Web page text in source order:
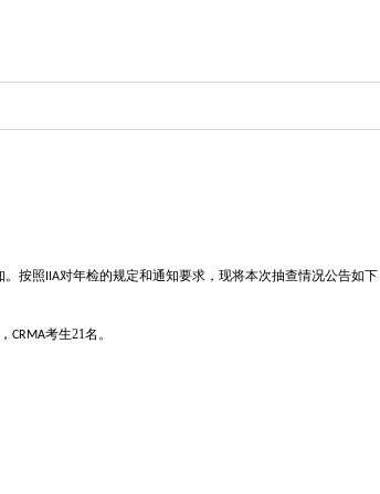
。按照IIA对年检的规定和通知要求，现将本次抽查情况公告如
CRMA考生21名。